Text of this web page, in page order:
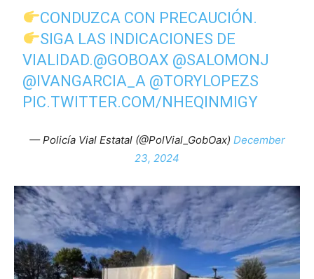
CONDUZCA CON PRECAUCIÓN.
SIGA LAS INDICACIONES DE
VIALIDAD.@GOBOAX @SALOMONJ
@IVANGARCIA_A @TORYLOPEZS
PIC.TWITTER.COM/NHEQINMIGY
— Policía Vial Estatal (@PolVial_GobOax) December
23, 2024